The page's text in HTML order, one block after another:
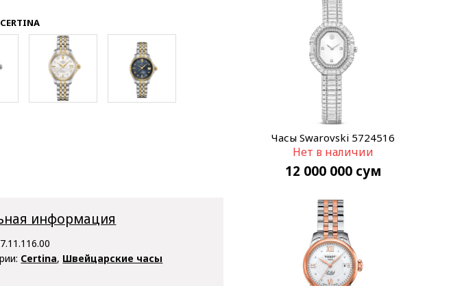
информация
Certina, Швейцарские часы
Часы Swarovski 5724516
Нет в наличии
12 000 000 сум